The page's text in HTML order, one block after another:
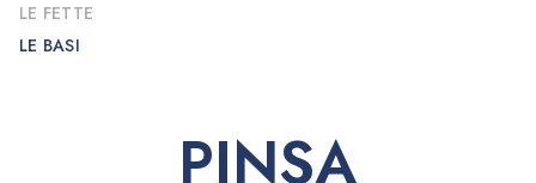
LE FETTE
LE BASI
PINSA